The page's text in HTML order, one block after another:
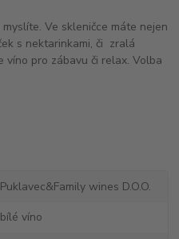
Ve skleničce máte nejen
s nektarinkami, či zralá
víno pro zábavu či relax. Volba
Puklavec&Family wines D.O.O.
bílé víno